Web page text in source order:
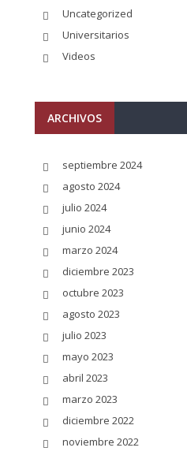
Uncategorized
Universitarios
Videos
ARCHIVOS
septiembre 2024
agosto 2024
julio 2024
junio 2024
marzo 2024
diciembre 2023
octubre 2023
agosto 2023
julio 2023
mayo 2023
abril 2023
marzo 2023
diciembre 2022
noviembre 2022